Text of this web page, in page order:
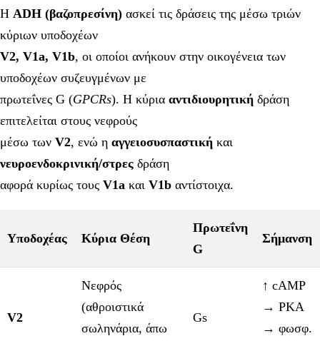
Η ADH (βαζοπρεσίνη) ασκεί τις δράσεις της μέσω τριών
κύριων υποδοχέων
V2, V1a, V1b, οι οποίοι ανήκουν στην οικογένεια των
υποδοχέων συζευγμένων με
πρωτεΐνες G (GPCRs). Η κύρια αντιδιουρητική δράση
επιτελείται στους νεφρούς
μέσω των V2, ενώ η αγγειοσυσπαστική και
νευροενδοκρινική/στρες δράση
αφορά κυρίως τους V1a και V1b αντίστοιχα.
Υποδοχέας Κύρια Θέση
Πρωτεΐνη
G
Σήμανση
V2
Νεφρός
(αθροιστικά
σωληνάρια, άπω
Gs
↑ cAMP
→ PKA
→ φωσφ.